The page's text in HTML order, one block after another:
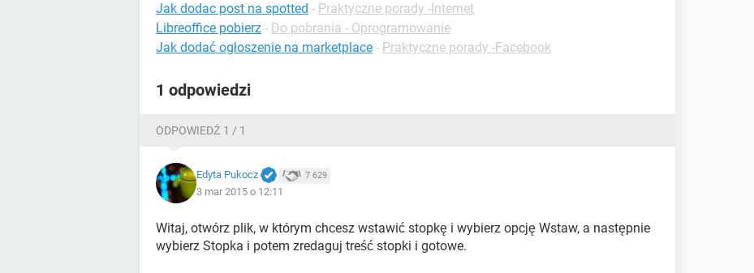
Jak dodac post na spotted - Praktyczne porady -Internet
Libreoffice pobierz - Do pobrania - Oprogramowanie
Jak dodać ogłoszenie na marketplace - Praktyczne porady -Facebook
1 odpowiedzi
ODPOWIEDŹ 1 / 1
Edyta Pukocz 7 629
3 mar 2015 o 12:11
Witaj, otwórz plik, w którym chcesz wstawić stopkę i wybierz opcję Wstaw, a następnie
wybierz Stopka i potem zredaguj treść stopki i gotowe.